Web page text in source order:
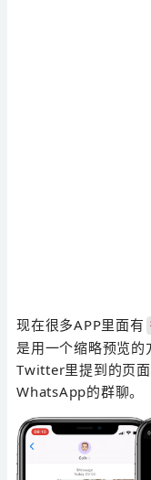
现在很多APP里面有
是用一个缩略预览
Twitter里提到的页
WhatsApp的群聊。